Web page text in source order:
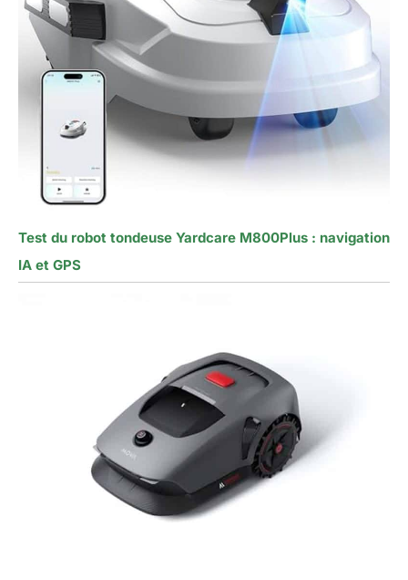
Test du robot tondeuse Yardcare M800Plus : navigation
IA et GPS